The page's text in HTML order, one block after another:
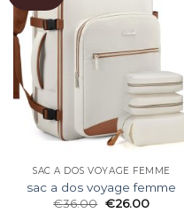
SAC A DOS VOYAGE FEMME
sac a dos voyage femme
€36.00 €26.00